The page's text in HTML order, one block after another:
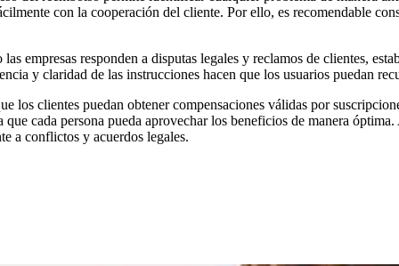
con la cooperación del cliente. Por ello, es recomendable
empresas responden a disputas legales y reclamos de clientes,
y claridad de las instrucciones hacen que los usuarios puedan
los clientes puedan obtener compensaciones válidas por
cada persona pueda aprovechar los beneficios de manera
a conflictos y acuerdos legales.